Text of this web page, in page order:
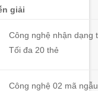
giải
nghệ nhận dạng
đa 20 thẻ
nghệ 02 mã ngẫu